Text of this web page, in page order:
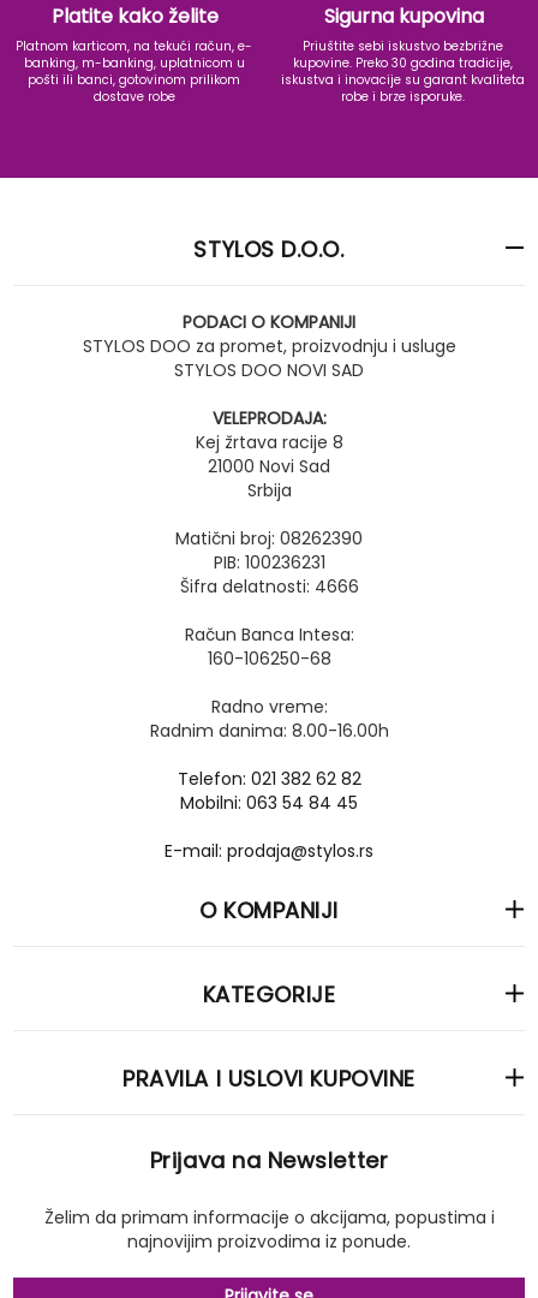
Platite kako želite
Platnom karticom, na tekući račun, e-
banking, m-banking, uplatnicom u
pošti ili banci, gotovinom prilikom
dostave robe
Sigurna kupovina
Priuštite sebi iskustvo bezbrižne
kupovine. Preko 30 godina tradicije,
iskustva i inovacije su garant kvaliteta
robe i brze isporuke.
STYLOS D.O.O.
PODACI O KOMPANIJI
STYLOS DOO za promet, proizvodnju i usluge
STYLOS DOO NOVI SAD
VELEPRODAJA:
Kej žrtava racije 8
21000 Novi Sad
Srbija
Matični broj: 08262390
PIB: 100236231
Šifra delatnosti: 4666
Račun Banca Intesa:
160-106250-68
Radno vreme:
Radnim danima: 8.00-16.00h
Telefon: 021 382 62 82
Mobilni: 063 54 84 45
E-mail: prodaja@stylos.rs
O KOMPANIJI
KATEGORIJE
PRAVILA I USLOVI KUPOVINE
Prijava na Newsletter
Želim da primam informacije o akcijama, popustima i
najnovijim proizvodima iz ponude.